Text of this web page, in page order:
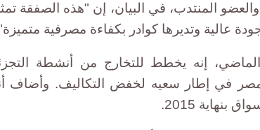
المنتدب، في البيان، إن "هذه الصفقة
عالية وتديرها كوادر بكفاءة مصرفية
إنه يخطط للتخارج من أنشطة
من بينها مصر في إطار سعيه لخفض التكاليف. وأضاف
2015.